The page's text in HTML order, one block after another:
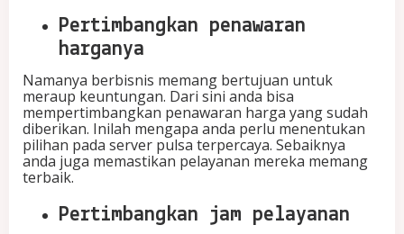
Pertimbangkan penawaran
harganya
Namanya berbisnis memang bertujuan untuk
meraup keuntungan. Dari sini anda bisa
mempertimbangkan penawaran harga yang sudah
diberikan. Inilah mengapa anda perlu menentukan
pilihan pada server pulsa terpercaya. Sebaiknya
anda juga memastikan pelayanan mereka memang
terbaik.
Pertimbangkan jam pelayanan